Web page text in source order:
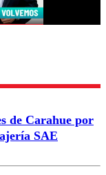
comentario
de Carahue por
SAE